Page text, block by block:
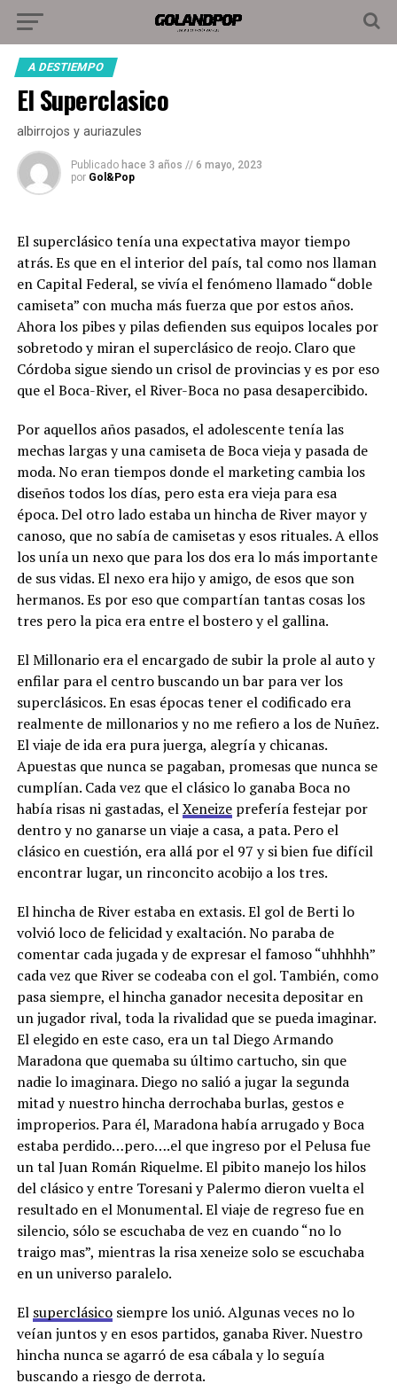
A DESTIEMPO
El Superclasico
albirrojos y auriazules
Publicado hace 3 años // 6 mayo, 2023
por Gol&Pop
El superclásico tenía una expectativa mayor tiempo
atrás. Es que en el interior del país, tal como nos llaman
en Capital Federal, se vivía el fenómeno llamado “doble
camiseta” con mucha más fuerza que por estos años.
Ahora los pibes y pilas defienden sus equipos locales por
sobretodo y miran el superclásico de reojo. Claro que
Córdoba sigue siendo un crisol de provincias y es por eso
que el Boca-River, el River-Boca no pasa desapercibido.
Por aquellos años pasados, el adolescente tenía las
mechas largas y una camiseta de Boca vieja y pasada de
moda. No eran tiempos donde el marketing cambia los
diseños todos los días, pero esta era vieja para esa
época. Del otro lado estaba un hincha de River mayor y
canoso, que no sabía de camisetas y esos rituales. A ellos
los unía un nexo que para los dos era lo más importante
de sus vidas. El nexo era hijo y amigo, de esos que son
hermanos. Es por eso que compartían tantas cosas los
tres pero la pica era entre el bostero y el gallina.
El Millonario era el encargado de subir la prole al auto y
enfilar para el centro buscando un bar para ver los
superclásicos. En esas épocas tener el codificado era
realmente de millonarios y no me refiero a los de Nuñez.
El viaje de ida era pura juerga, alegría y chicanas.
Apuestas que nunca se pagaban, promesas que nunca se
cumplían. Cada vez que el clásico lo ganaba Boca no
había risas ni gastadas, elXeneizeprefería festejar por
dentro y no ganarse un viaje a casa, a pata. Pero el
clásico en cuestión, era allá por el 97 y si bien fue difícil
encontrar lugar, un rinconcito acobijo a los tres.
El hincha de River estaba en extasis. El gol de Berti lo
volvió loco de felicidad y exaltación. No paraba de
comentar cada jugada y de expresar el famoso “uhhhhh”
cada vez que River se codeaba con el gol. También, como
pasa siempre, el hincha ganador necesita depositar en
un jugador rival, toda la rivalidad que se pueda imaginar.
El elegido en este caso, era un tal Diego Armando
Maradona que quemaba su último cartucho, sin que
nadie lo imaginara. Diego no salió a jugar la segunda
mitad y nuestro hincha derrochaba burlas, gestos e
improperios. Para él, Maradona había arrugado y Boca
estaba perdido…pero….el que ingreso por el Pelusa fue
un tal Juan Román Riquelme. El pibito manejo los hilos
del clásico y entre Toresani y Palermo dieron vuelta el
resultado en el Monumental. El viaje de regreso fue en
silencio, sólo se escuchaba de vez en cuando “no lo
traigo mas”, mientras la risa xeneize solo se escuchaba
en un universo paralelo.
El superclásicosiempre los unió. Algunas veces no lo
veían juntos y en esos partidos, ganaba River. Nuestro
hincha nunca se agarró de esa cábala y lo seguía
buscando a riesgo de derrota.